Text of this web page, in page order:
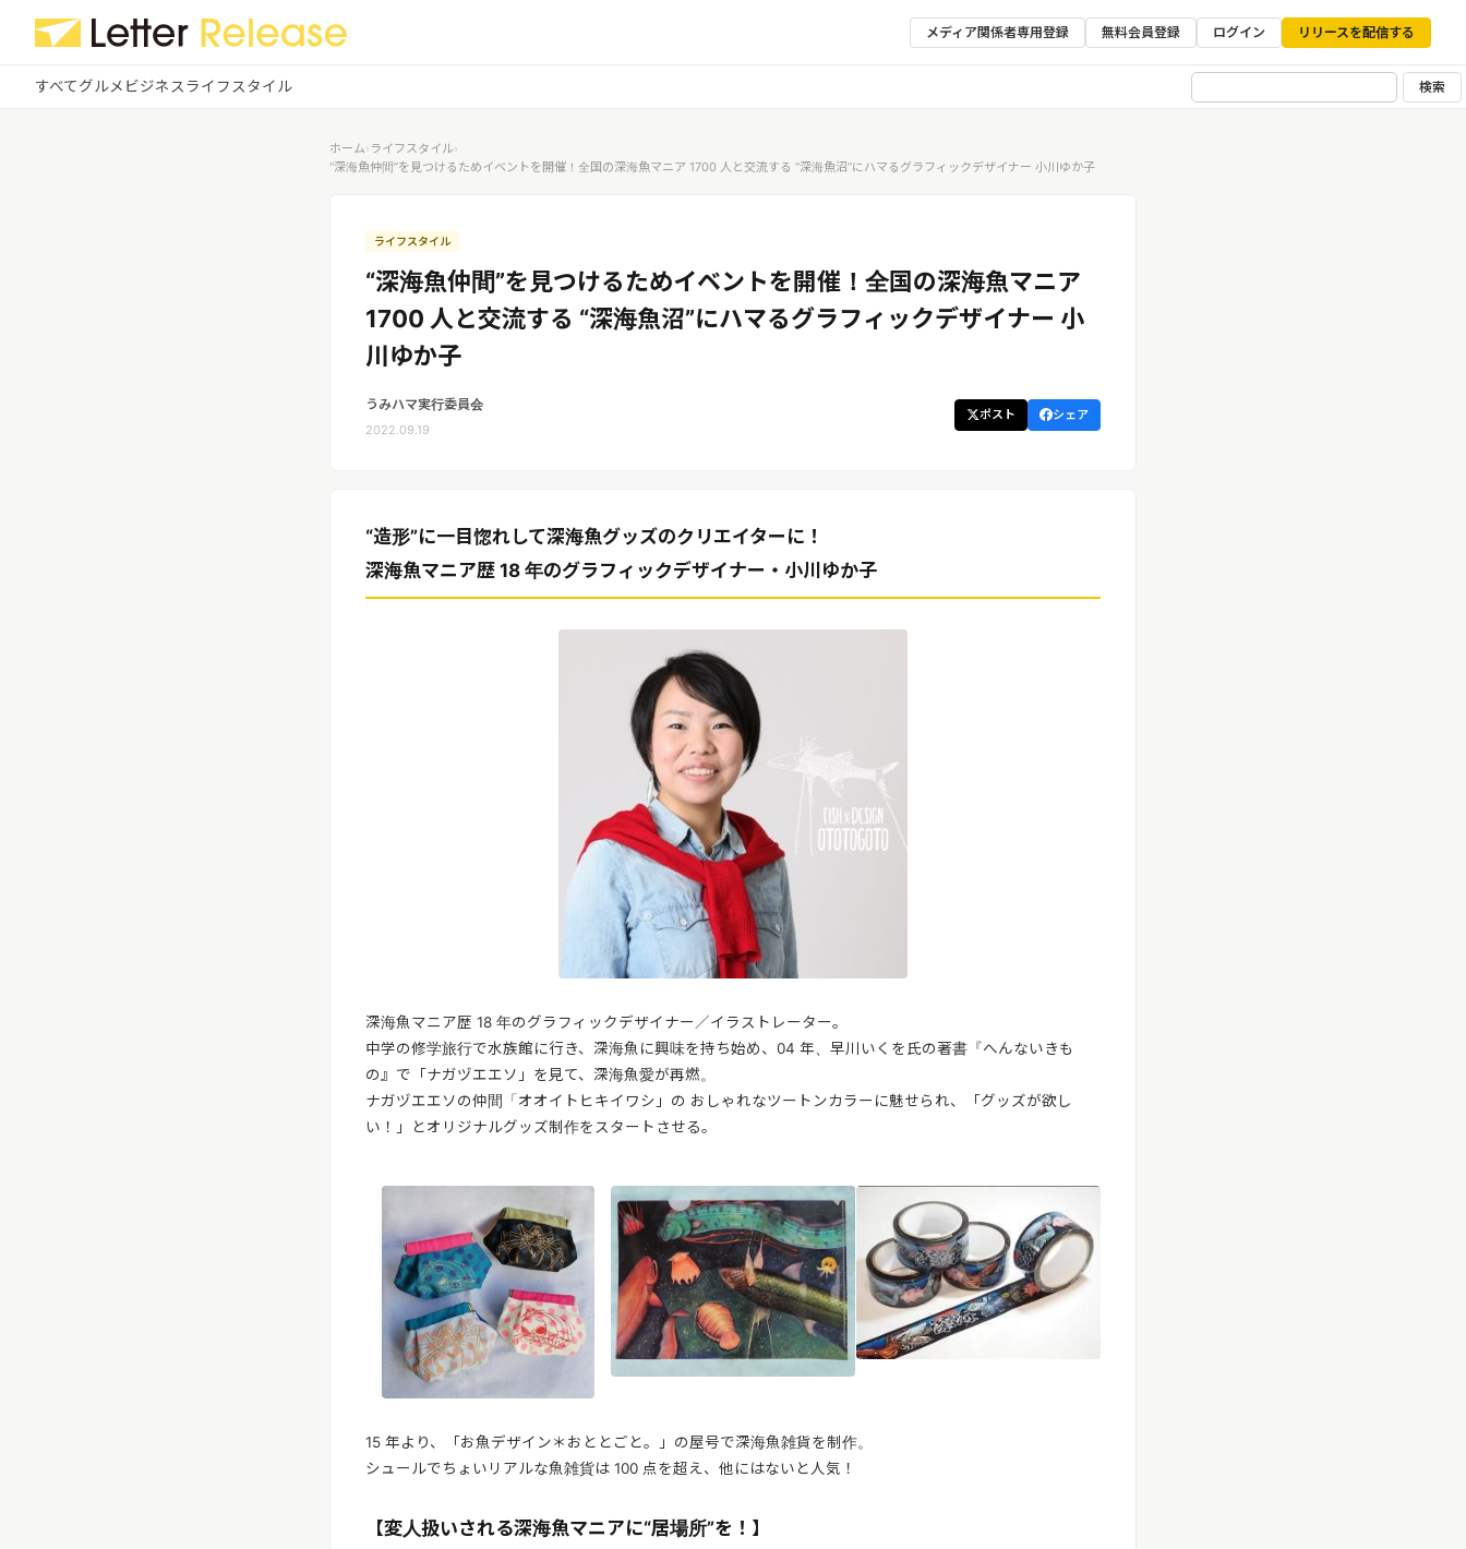
メディア関係者専用登録 無料会員登録 ログイン リリースを配信する
すべてグルメ ビジネス ライフスタイル 検索
ホーム›ライフスタイル›
“深海魚仲間”を見つけるためイベントを開催！全国の深海魚マニア 1700 人と交流する “深海魚沼”にハマるグラフィックデザイナー 小川ゆか子
ライフスタイル
“深海魚仲間”を見つけるためイベントを開催！全国の深海魚マニア
1700 人と交流する “深海魚沼”にハマるグラフィックデザイナー 小
川ゆか子
うみハマ実行委員会
2022.09.19
ポスト シェア
“造形”に一目惚れして深海魚グッズのクリエイターに！
深海魚マニア歴 18 年のグラフィックデザイナー・小川ゆか子
深海魚マニア歴 18 年のグラフィックデザイナー／イラストレーター。
中学の修学旅行で水族館に行き、深海魚に興味を持ち始め、04 年、早川いくを氏の著書『へんないきも
の』で「ナガヅエエソ」を見て、深海魚愛が再燃。
ナガヅエエソの仲間「オオイトヒキイワシ」の おしゃれなツートンカラーに魅せられ、「グッズが欲し
い！」とオリジナルグッズ制作をスタートさせる。
15 年より、「お魚デザイン＊おととごと。」の屋号で深海魚雑貨を制作。
シュールでちょいリアルな魚雑貨は 100 点を超え、他にはないと人気！
【変人扱いされる深海魚マニアに“居場所”を！】